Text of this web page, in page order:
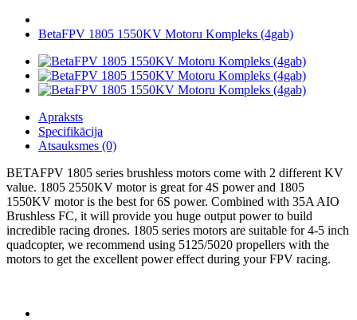
BetaFPV 1805 1550KV Motoru Kompleks (4gab)
Apraksts
Specifikācija
Atsauksmes (0)
BETAFPV 1805 series brushless motors come with 2 different KV
value. 1805 2550KV motor is great for 4S power and 1805
1550KV motor is the best for 6S power. Combined with 35A AIO
Brushless FC, it will provide you huge output power to build
incredible racing drones. 1805 series motors are suitable for 4-5 inch
quadcopter, we recommend using 5125/5020 propellers with the
motors to get the excellent power effect during your FPV racing.